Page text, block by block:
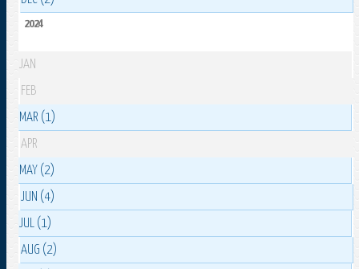
2024
JAN
FEB
MAR (1)
APR
MAY (2)
JUN (4)
JUL (1)
AUG (2)